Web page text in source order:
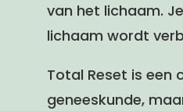
van het lichaam.
lichaam wordt
Total Reset is een
geneeskunde,